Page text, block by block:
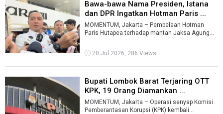
Bawa-bawa Nama Presiden, Istana
dan DPR Ingatkan Hotman Paris ...
MOMENTUM, Jakarta – Pembelaan Hotman
Paris Hutapea terhadap mantan Jaksa Agung
...
20 Jul 2026, 286 Views
Bupati Lombok Barat Terjaring OTT
KPK, 19 Orang Diamankan ...
MOMENTUM, Jakarta – Operasi senyap Komisi
Pemberantasan Korupsi (KPK) kembali